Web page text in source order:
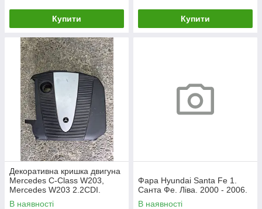
Купити Купити
Декоративна кришка двигуна
Mercedes C-Class W203,
Mercedes W203 2.2CDI.
A6460100467.
В наявності
Фара Hyundai Santa Fe 1.
Санта Фе. Ліва. 2000 - 2006.
В наявності